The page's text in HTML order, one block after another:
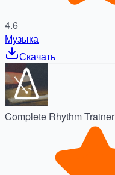
4.6
Музыка
Скачать
Complete Rhythm Trainer